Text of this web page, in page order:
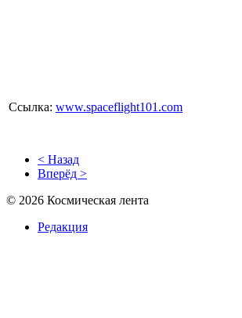
Ссылка: www.spaceflight101.com
< Назад
Вперёд >
© 2026 Космическая лента
Редакция